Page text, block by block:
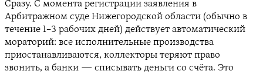
Сразу. С момента регистрации заявления в
Арбитражном суде Нижегородской области (обычно в
течение 1–3 рабочих дней) действует автоматический
мораторий: все исполнительные производства
приостанавливаются, коллекторы теряют право
звонить, а банки — списывать деньги со счёта. Это